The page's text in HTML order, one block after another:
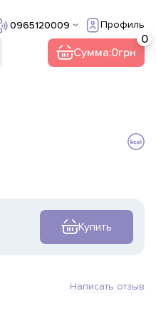
0965120009 Профиль
Сумма:0
Купить
Написать отзыв